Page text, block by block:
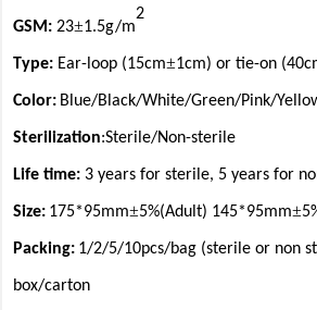
GSM: 23±1.5g/m
2
Type: Ear-loop (15cm±1cm) or tie-on
Color: Blue/Black/White/Green/Pink/
Sterilization:Sterile/Non-sterile
Life time: 3 years for sterile, 5 years for
Size: 175*95mm±5%(Adult) 145*95mm±
Packing: 1/2/5/10pcs/bag (sterile or non
box/carton